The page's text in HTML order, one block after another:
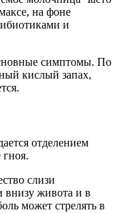
на фоне
и
симптомы. По
кислый запах,
отделением
слизи
внизу живота и в
может стрелять в